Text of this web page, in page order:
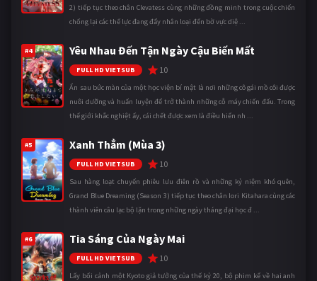
2) tiếp tục theo chân Clevatess cùng những đồng minh trong cuộc chiến
chống lại các thế lực đang đẩy nhân loại đến bờ vực diệ ...
#4 Yêu Nhau Đến Tận Ngày Cậu Biến Mất
FULL HD VIETSUB 10
Ẩn sau bức màn của một học viện bí mật là nơi những cô gái mồ côi được
nuôi dưỡng và huấn luyện để trở thành những cỗ máy chiến đấu. Trong
thế giới khắc nghiệt ấy, cái chết được xem là điều hiển nh ...
#5 Xanh Thẳm (Mùa 3)
FULL HD VIETSUB 10
Sau hàng loạt chuyến phiêu lưu điên rồ và những kỷ niệm khó quên,
Grand Blue Dreaming (Season 3) tiếp tục theo chân Iori Kitahara cùng các
thành viên câu lạc bộ lặn trong những ngày tháng đại học đ ...
#6 Tia Sáng Của Ngày Mai
FULL HD VIETSUB 10
Lấy bối cảnh một Kyoto giả tưởng của thế kỷ 20, bộ phim kể về hai anh